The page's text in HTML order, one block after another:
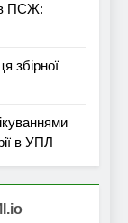
в ПСЖ:
збірної
в УПЛ